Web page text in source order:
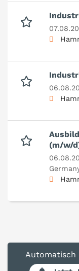
(m/w/
Automatisch